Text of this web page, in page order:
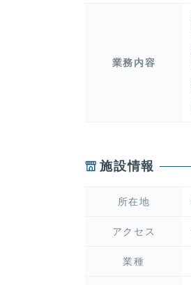
業務内容
施設情報
所在地
アクセス
業種